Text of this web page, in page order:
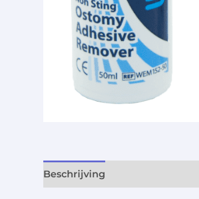
Beschrijving